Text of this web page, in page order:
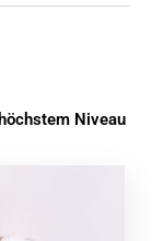
Niveau